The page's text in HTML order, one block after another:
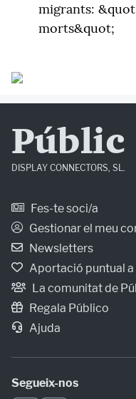
migrants:
morts&quot;
Públic
DISPLAY CONNECTORS, SL.
Fes-te soci/a
Gestionar el meu
Newsletters
Aportació puntual
La comunitat de
Regala Público
Ajuda
Segueix-nos